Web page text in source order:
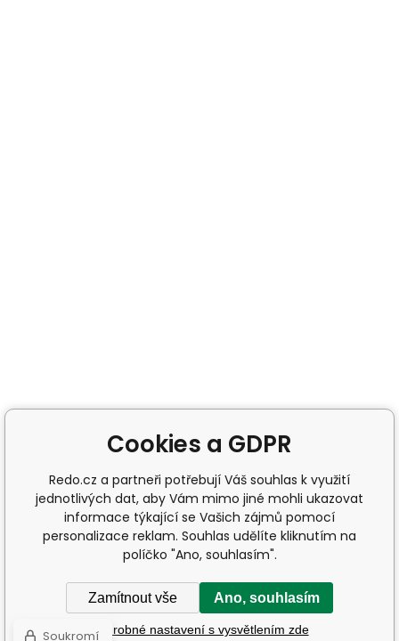
Cookies a GDPR
Redo.cz a partneři potřebují Váš souhlas k využití
jednotlivých dat, aby Vám mimo jiné mohli ukazovat
informace týkající se Vašich zájmů pomocí
personalizace reklam. Souhlas udělíte kliknutím na
políčko "Ano, souhlasím".
Zamítnout vše Ano, souhlasím
Podrobné nastavení s vysvětlením zde
Soukromí